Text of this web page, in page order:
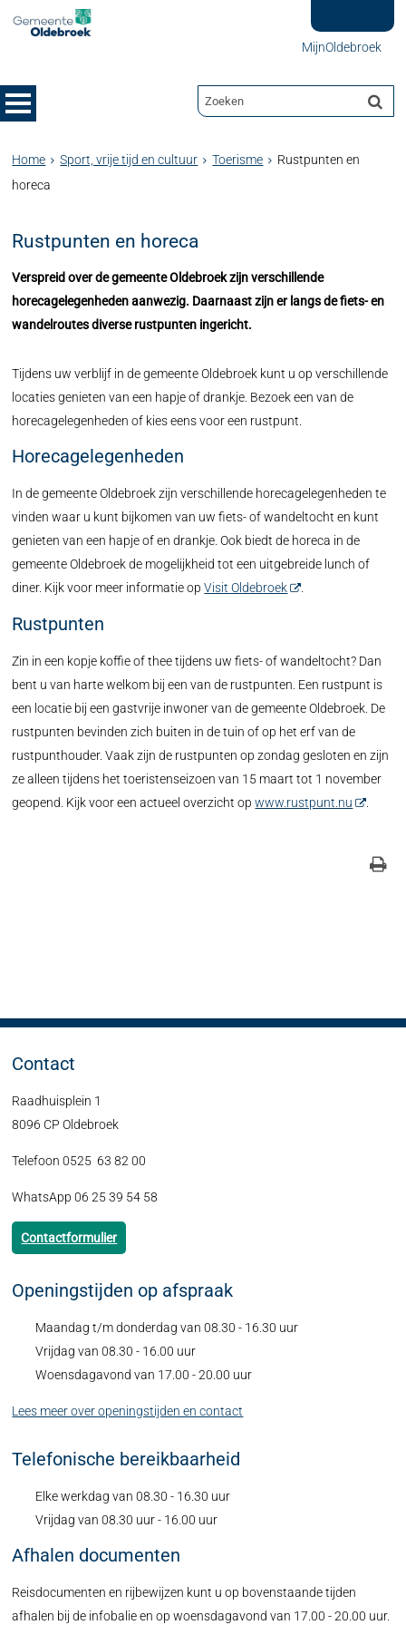
MijnOldebroek
Home Sport, vrije tijd en cultuur Toerisme
Rustpunten en
horeca
Rustpunten en horeca
Verspreid over de gemeente Oldebroek zijn verschillende
horecagelegenheden aanwezig. Daarnaast zijn er langs de fiets- en
wandelroutes diverse rustpunten ingericht.
Tijdens uw verblijf in de gemeente Oldebroek kunt u op verschillende
locaties genieten van een hapje of drankje. Bezoek een van de
horecagelegenheden of kies eens voor een rustpunt.
Horecagelegenheden
In de gemeente Oldebroek zijn verschillende horecagelegenheden te
vinden waar u kunt bijkomen van uw fiets- of wandeltocht en kunt
genieten van een hapje of en drankje. Ook biedt de horeca in de
gemeente Oldebroek de mogelijkheid tot een uitgebreide lunch of
diner. Kijk voor meer informatie opVisit Oldebroek
Rustpunten
Zin in een kopje koffie of thee tijdens uw fiets- of wandeltocht? Dan
bent u van harte welkom bij een van de rustpunten. Een rustpunt is
een locatie bij een gastvrije inwoner van de gemeente Oldebroek. De
rustpunten bevinden zich buiten in de tuin of op het erf van de
rustpunthouder. Vaak zijn de rustpunten op zondag gesloten en zijn
ze alleen tijdens het toeristenseizoen van 15 maart tot 1 november
geopend. Kijk voor een actueel overzicht opwww.rustpunt.nu
Contact
Raadhuisplein 1
8096 CP Oldebroek
Telefoon 0525 63 82 00
WhatsApp 06 25 39 54 58
Contactformulier
Openingstijden op afspraak
Maandag t/m donderdag van 08.30 - 16.30 uur
Vrijdag van 08.30 - 16.00 uur
Woensdagavond van 17.00 - 20.00 uur
Lees meer over openingstijden en contact
Telefonische bereikbaarheid
Elke werkdag van 08.30 - 16.30 uur
Vrijdag van 08.30 uur - 16.00 uur
Afhalen documenten
Reisdocumenten en rijbewijzen kunt u op bovenstaande tijden
afhalen bij de infobalie en op woensdagavond van 17.00 - 20.00 uur.